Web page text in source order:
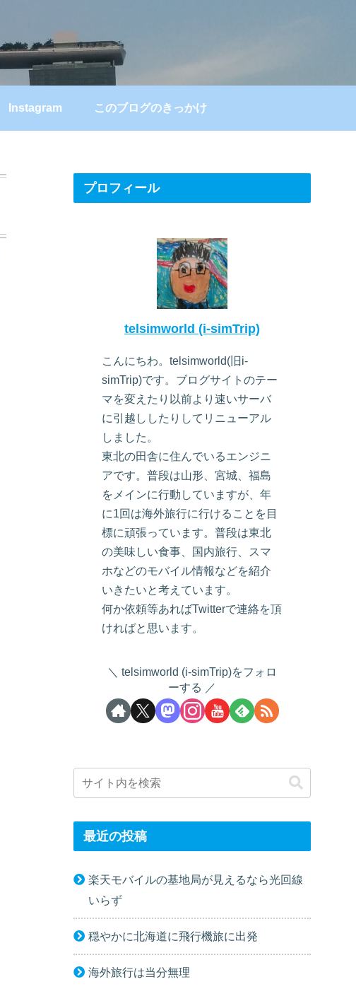
Instagram このブログのきっかけ
プロフィール
telsimworld (i-simTrip)
こんにちわ。telsimworld(旧i-
simTrip)です。ブログサイトのテー
マを変えたり以前より速いサーバ
に引越ししたりしてリニューアル
しました。
東北の田舎に住んでいるエンジニ
アです。普段は山形、宮城、福島
をメインに行動していますが、年
に1回は海外旅行に行けることを目
標に頑張っています。普段は東北
の美味しい食事、国内旅行、スマ
ホなどのモバイル情報などを紹介
いきたいと考えています。
何か依頼等あればTwitterで連絡を頂
ければと思います。
telsimworld (i-simTrip)をフォロ
ーする
最近の投稿
楽天モバイルの基地局が見えるなら光回線
いらず
穏やかに北海道に飛行機旅に出発
海外旅行は当分無理